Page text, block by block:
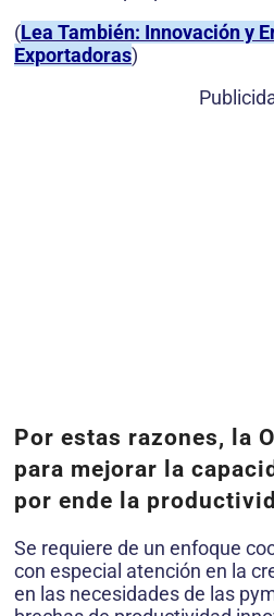
(Lea También: Innovación y
Exportadoras)
Por estas razones, la
para mejorar la
por ende la
Se requiere de un enfoque
con especial atención en la
en las necesidades de las